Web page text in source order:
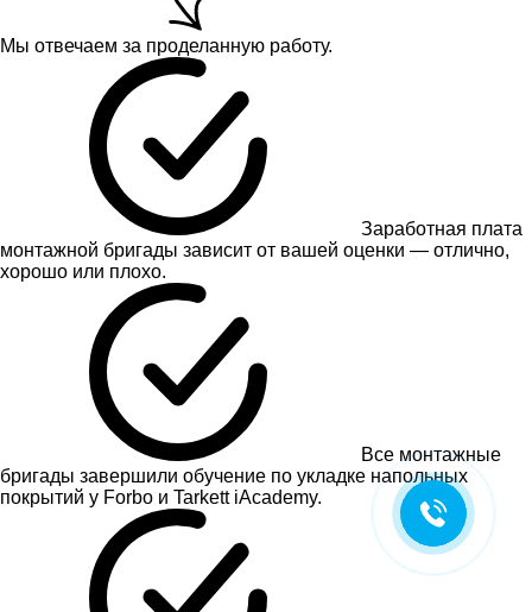
Мы отвечаем за проделанную работу.
Заработная плата
монтажной бригады зависит от вашей оценки — отлично,
хорошо или плохо.
Все монтажные
бригады завершили обучение по укладке напольных
покрытий у Forbo и Tarkett iAcademy.